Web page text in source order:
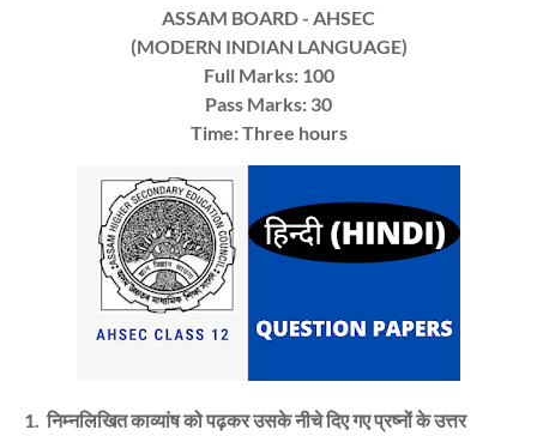
ASSAM BOARD - AHSEC
(MODERN INDIAN LANGUAGE)
Full Marks: 100
Pass Marks: 30
Time: Three hours
1. निम्नलिखित काव्यांष को पढ़कर उसके नीचे दिए गए प्रष्नों के उत्तर